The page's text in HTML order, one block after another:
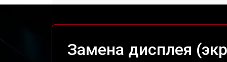
Замена дисплея